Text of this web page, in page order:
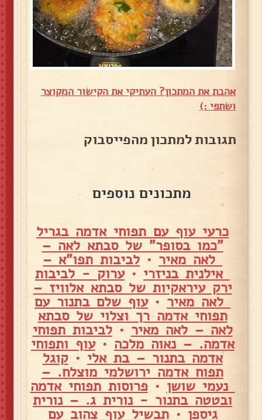
אהבת את המתכון? העתיקי את הקישור המקוצר
ושתפי :)
תגובות למתכון מהפייסבוק
מתכונים נוספים
כרעי עוף עם תפוחי אדמה בגריל
"כמו בסופר" של סבתא לאה –
לאה מאיר • לביבות תפו"א –
אילנית בניזרי •ערוק - לביבות
ירק עיראקיות של סבתא אלוויז –
לאה מאיר •עוף שלם בתנור עם
תפוחי אדמה רך וצלוי של סבתא
לאה – לאה מאיר •לביבות תפוחי
אדמה. – נאוה מלכה •עוף ותפוחי
אדמה בתנור – בת אלי •קוגל
תפוח אדמה ירושלמי מוצלח. –
נעמי שושן • פרוסות תפוחי אדמה
ובטטה בתנור - נורית ג. – נורית
גיספן •תבשיל עוף צהוב עם